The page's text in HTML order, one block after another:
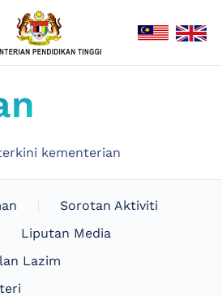
kementerian
Sorotan Aktiviti
Liputan Media
Lazim